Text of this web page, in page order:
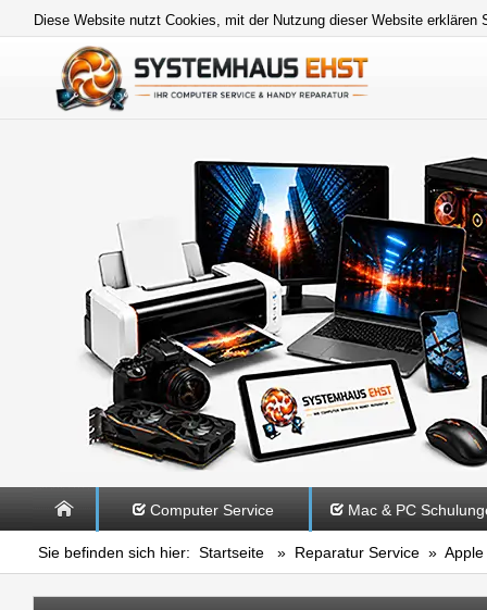
Diese Website nutzt Cookies, mit der Nutzung dieser Website
Computer Service Mac & PC
Sie befinden sich hier: Startseite » Reparatur Service » Apple